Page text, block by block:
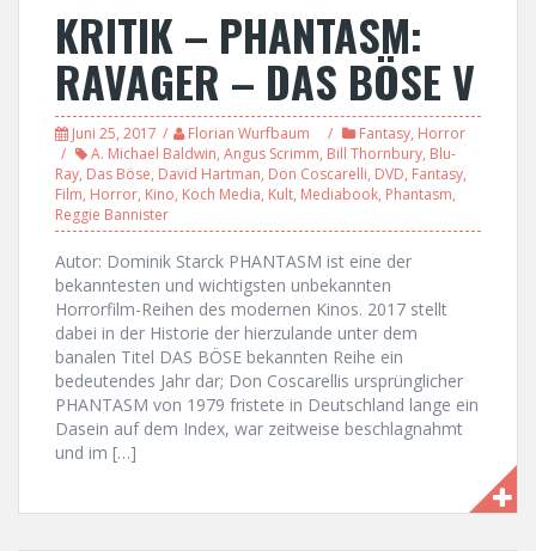
KRITIK – PHANTASM:
RAVAGER – DAS BÖSE V
Juni 25, 2017 Florian Wurfbaum Fantasy, Horror
A. Michael Baldwin, Angus Scrimm, Bill Thornbury, Blu-
Ray, Das Böse, David Hartman, Don Coscarelli, DVD, Fantasy,
Film, Horror, Kino, Koch Media, Kult, Mediabook, Phantasm,
Reggie Bannister
Autor: Dominik Starck PHANTASM ist eine der
bekanntesten und wichtigsten unbekannten
Horrorfilm-Reihen des modernen Kinos. 2017 stellt
dabei in der Historie der hierzulande unter dem
banalen Titel DAS BÖSE bekannten Reihe ein
bedeutendes Jahr dar; Don Coscarellis ursprünglicher
PHANTASM von 1979 fristete in Deutschland lange ein
Dasein auf dem Index, war zeitweise beschlagnahmt
und im […]